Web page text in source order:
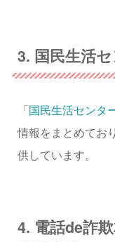
3. 国民生活
「 国民生活センタ
情報をまとめてお
供しています。
4. 電話de詐